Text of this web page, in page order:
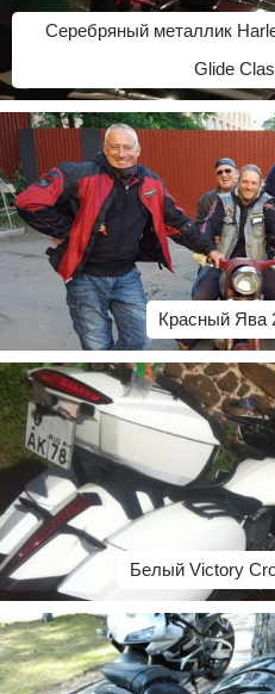
Серебряный металлик
Glide
Красный Ява
Белый Victory